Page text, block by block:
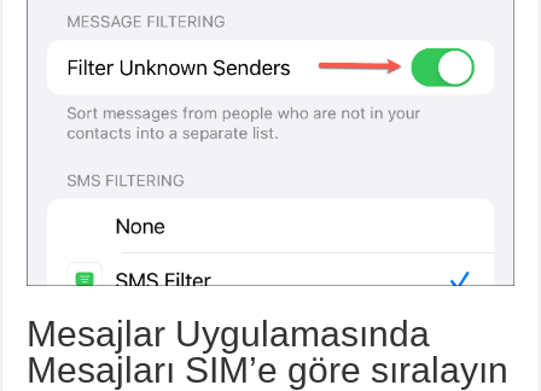
Mesajlar Uygulamasında
Mesajları SIM’e göre sıralayın